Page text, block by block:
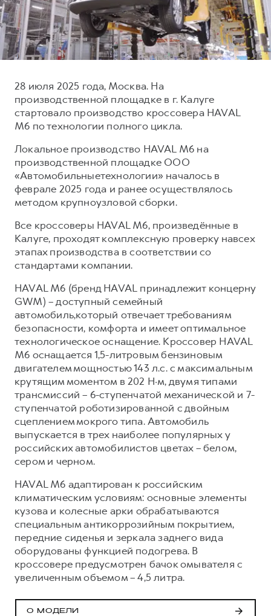
DARGO
от 3 199 000 ₽
DARGO X
от 3 499 000 ₽
F7 F7X
от 3 599 000 ₽
POER
от 3 449 000 ₽
Тест-драйв
Трейд-ин
Кредитный калькулятор
Страхование
КОРПОРАТИВНЫМ КЛИЕНТАМ
Для малого бизнеса
Крупным корпоративным клиентам
Система управления автопарком GWM Fleet
Сервис для корпоративных клиентов
HAVAL Лизинг
АКСЕССУАРЫ HAVAL
Автомобильные аксессуары
Коллекция CITY
Коллекция Базовая
Коллекция Детская
СЕРВИСНОЕ ОБСЛУЖИВАНИЕ
Нулевое ТО
Программа «Помощь на дороге»
Электронный ПТС
GWM Безопасность
Гарантия HAVAL
Мобильное приложение GWM
Руководства по эксплуатации
Подписки
АКСЕССУАРЫ HAVAL
Автомобильные аксессуары
Коллекция CITY
Коллекция Базовая
Коллекция Детская
ИНФОРМАЦИЯ О ДИЛЕРЕ
О дилере
Наша команда
28 июля 2025 года, Москва. На
производственной площадке в г. Калуге
стартовало производство кроссовера HAVAL
M6 по технологии полного цикла.
Локальное производство HAVAL M6 на
производственной площадке ООО
«Автомобильныетехнологии» началось в
феврале 2025 года и ранее осуществлялось
методом крупноузловой сборки.
Все кроссоверы HAVAL M6, произведённые в
Калуге, проходят комплексную проверку навсех
этапах производства в соответствии со
стандартами компании.
HAVAL M6 (бренд HAVAL принадлежит концерну
GWM) – доступный семейный
автомобиль,который отвечает требованиям
безопасности, комфорта и имеет оптимальное
технологическое оснащение. Кроссовер HAVAL
M6 оснащается 1,5-литровым бензиновым
двигателем мощностью 143 л.с. с максимальным
крутящим моментом в 202 Н·м, двумя типами
трансмиссий – 6-ступенчатой механической и 7-
ступенчатой роботизированной с двойным
сцеплением мокрого типа. Автомобиль
выпускается в трех наиболее популярных у
российских автомобилистов цветах – белом,
сером и черном.
HAVAL M6 адаптирован к российским
климатическим условиям: основные элементы
кузова и колесные арки обрабатываются
специальным антикоррозийным покрытием,
передние сиденья и зеркала заднего вида
оборудованы функцией подогрева. В
кроссовере предусмотрен бачок омывателя с
увеличенным объемом – 4,5 литра.
О МОДЕЛИ